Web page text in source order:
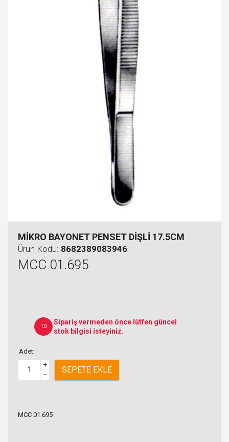
MİKRO BAYONET PENSET DİŞLİ 17.5CM
Ürün Kodu: 8682389083946
MCC 01.695
10
Sipariş vermeden önce lütfen güncel
stok bilgisi isteyiniz.
Adet:
+
–
SEPETE EKLE
MCC 01.695